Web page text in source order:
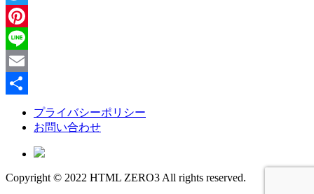
プライバシーポリシー
お問い合わせ
Copyright © 2022 HTML ZERO3 All rights reserved.